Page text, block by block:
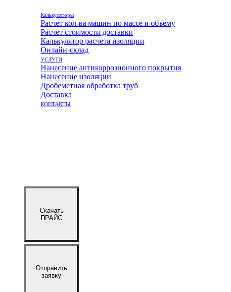
Калькуляторы
Расчет кол-ва машин по массе и объему
Расчет стоимости доставки
Калькулятор расчета изоляции
Онлайн-склад
УСЛУГИ
Нанесение антикоррозионного покрытия
Нанесение изоляции
Дробеметная обработка труб
Доставка
КОНТАКТЫ
Скачать
ПРАЙС
Отправить
заявку